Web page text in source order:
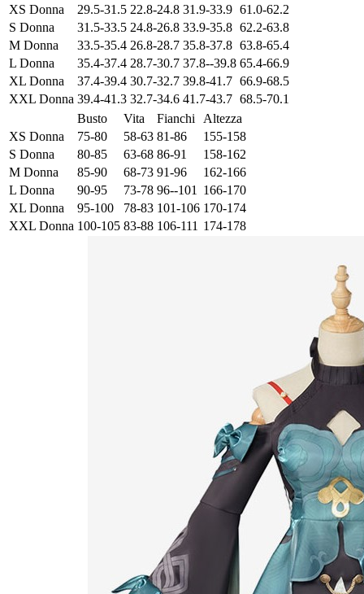
XS Donna
29.5-31.5 22.8-24.8 31.9-33.9 61.0-62.2
S Donna
31.5-33.5 24.8-26.8 33.9-35.8 62.2-63.8
M Donna
33.5-35.4 26.8-28.7 35.8-37.8 63.8-65.4
L Donna
35.4-37.4 28.7-30.7 37.8--39.8 65.4-66.9
XL Donna
37.4-39.4 30.7-32.7 39.8-41.7 66.9-68.5
XXL Donna 39.4-41.3 32.7-34.6 41.7-43.7 68.5-70.1
Busto
Vita Fianchi
Altezza
XS Donna
75-80 58-63 81-86
155-158
S Donna
80-85 63-68 86-91
158-162
M Donna
85-90 68-73 91-96
162-166
L Donna
90-95 73-78 96--101
166-170
XL Donna
95-100 78-83 101-106 170-174
XXL Donna 100-105 83-88 106-111 174-178